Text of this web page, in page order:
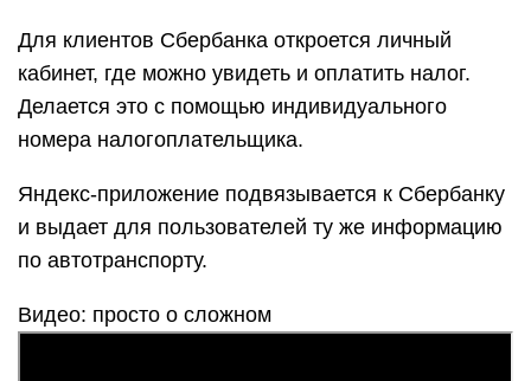
Для клиентов Сбербанка откроется личный
кабинет, где можно увидеть и оплатить налог.
Делается это с помощью индивидуального
номера налогоплательщика.
Яндекс-приложение подвязывается к Сбербанку
и выдает для пользователей ту же информацию
по автотранспорту.
Видео: просто о сложном